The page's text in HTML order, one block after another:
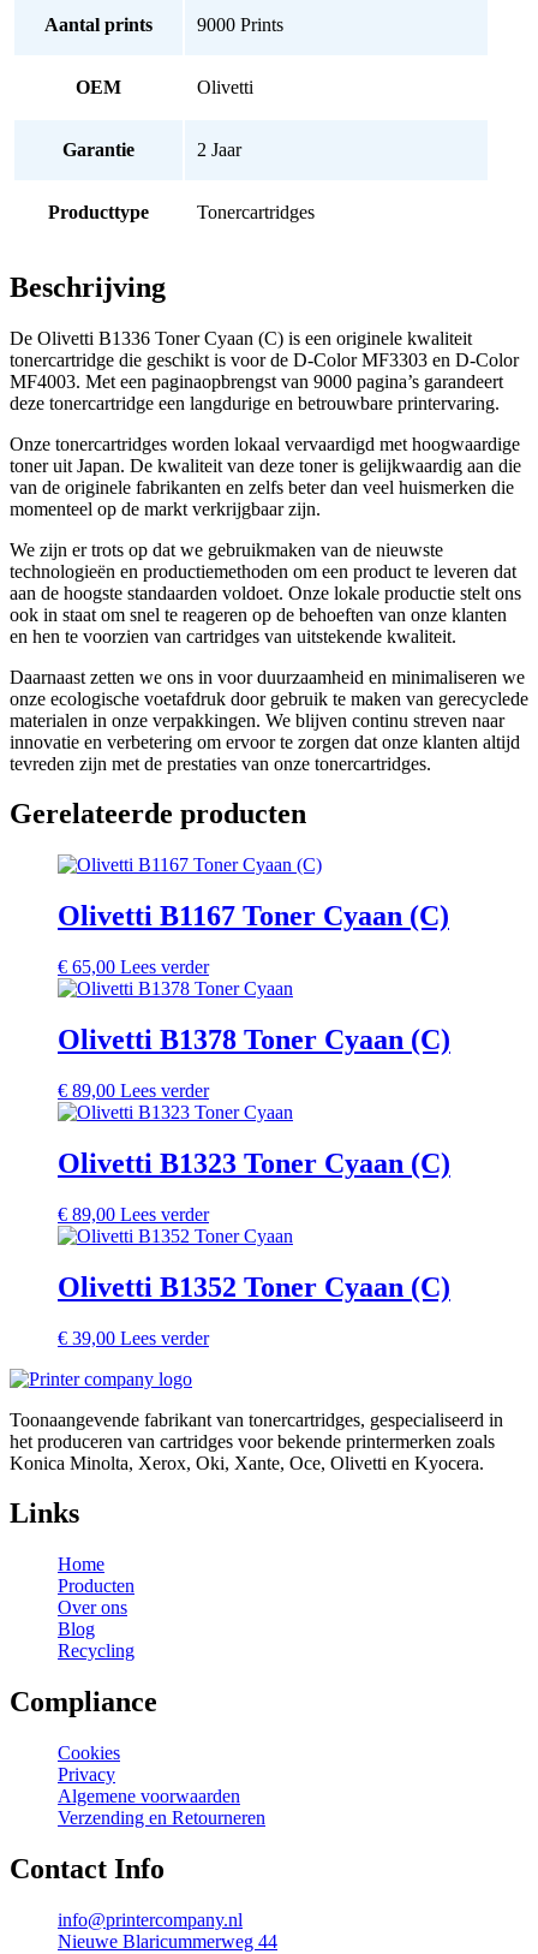
Aantal prints 9000 Prints
OEM Olivetti
Garantie 2 Jaar
Producttype Tonercartridges
Beschrijving
De Olivetti B1336 Toner Cyaan (C) is een originele kwaliteit
tonercartridge die geschikt is voor de D-Color MF3303 en D-Color
MF4003. Met een paginaopbrengst van 9000 pagina’s garandeert
deze tonercartridge een langdurige en betrouwbare printervaring.
Onze tonercartridges worden lokaal vervaardigd met hoogwaardige
toner uit Japan. De kwaliteit van deze toner is gelijkwaardig aan die
van de originele fabrikanten en zelfs beter dan veel huismerken die
momenteel op de markt verkrijgbaar zijn.
We zijn er trots op dat we gebruikmaken van de nieuwste
technologieën en productiemethoden om een product te leveren dat
aan de hoogste standaarden voldoet. Onze lokale productie stelt ons
ook in staat om snel te reageren op de behoeften van onze klanten
en hen te voorzien van cartridges van uitstekende kwaliteit.
Daarnaast zetten we ons in voor duurzaamheid en minimaliseren we
onze ecologische voetafdruk door gebruik te maken van gerecyclede
materialen in onze verpakkingen. We blijven continu streven naar
innovatie en verbetering om ervoor te zorgen dat onze klanten altijd
tevreden zijn met de prestaties van onze tonercartridges.
Gerelateerde producten
Olivetti B1167 Toner Cyaan (C)
€ 65,00 Lees verder
Olivetti B1378 Toner Cyaan (C)
€ 89,00 Lees verder
Olivetti B1323 Toner Cyaan (C)
€ 89,00 Lees verder
Olivetti B1352 Toner Cyaan (C)
€ 39,00 Lees verder
Toonaangevende fabrikant van tonercartridges, gespecialiseerd in
het produceren van cartridges voor bekende printermerken zoals
Konica Minolta, Xerox, Oki, Xante, Oce, Olivetti en Kyocera.
Links
Home
Producten
Over ons
Blog
Recycling
Compliance
Cookies
Privacy
Algemene voorwaarden
Verzending en Retourneren
Contact Info
info@printercompany.nl
Nieuwe Blaricummerweg 44